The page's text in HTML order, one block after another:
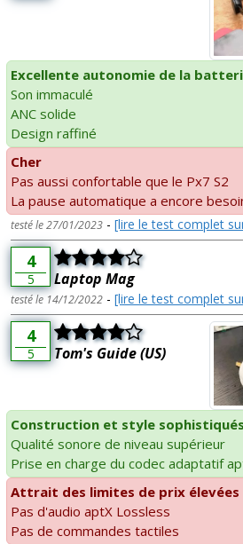
Excellente autonomie de la
Son immaculé
ANC solide
Design raffiné
Cher
Pas aussi confortable que le Px7 S2
La pause automatique a encore
testé le 27/01/2023 - [lire le test complet
4
5 Laptop Mag
testé le 14/12/2022 - [lire le test complet
4
5 Tom's Guide (US)
Construction et style sophistiqués
Qualité sonore de niveau supérieur
Prise en charge du codec adaptatif
Attrait des limites de prix élevées
Pas d'audio aptX Lossless
Pas de commandes tactiles